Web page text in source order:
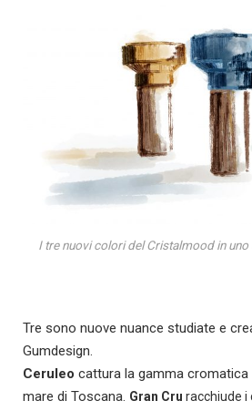
I tre nuovi colori del Cristalmood in
Tre sono nuove nuance studiate e
Gumdesign.
Ceruleo cattura la gamma cromatica
mare di Toscana. Gran Cru racchiude i